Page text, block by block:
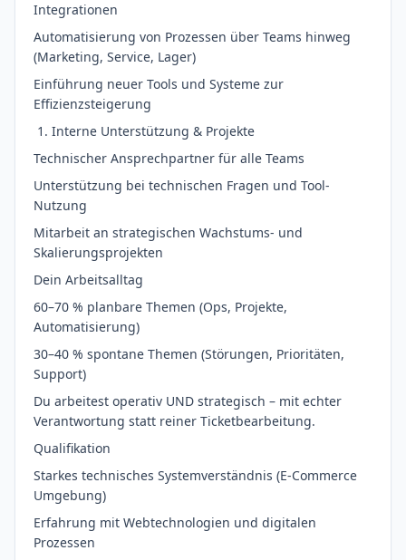
Integrationen
Automatisierung von Prozessen über Teams hinweg
(Marketing, Service, Lager)
Einführung neuer Tools und Systeme zur
Effizienzsteigerung
Interne Unterstützung & Projekte
Technischer Ansprechpartner für alle Teams
Unterstützung bei technischen Fragen und Tool-
Nutzung
Mitarbeit an strategischen Wachstums- und
Skalierungsprojekten
Dein Arbeitsalltag
60–70 % planbare Themen (Ops, Projekte,
Automatisierung)
30–40 % spontane Themen (Störungen, Prioritäten,
Support)
Du arbeitest operativ UND strategisch – mit echter
Verantwortung statt reiner Ticketbearbeitung.
Qualifikation
Starkes technisches Systemverständnis (E-Commerce
Umgebung)
Erfahrung mit Webtechnologien und digitalen
Prozessen